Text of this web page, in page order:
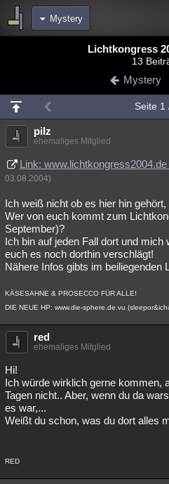
Mystery
Blogs
Chat Wiki Neuigkeiten
meine Rubriken
Menschen
Spiritualität Verschwörungen
weitere Rubriken
Philosophie
Astronomie Helpdesk Gruppen
Verbesserungen
Übersichten
Besucht
Lichtkongress
13
Mystery
Seite 1
pilz
ehemaliges Mitglied
Link:
03.08.2004)
Ich weiß nicht ob es hier hin gehört,
Wer von euch kommt zum
September)?
Ich bin auf jeden Fall dort und
euch es noch dorthin verschlägt!
Nähere Infos gibts im beiliegenden
KÄSESAHNE & PROSECCO FÜR ALLE!
DIE NEUE HP: www.die-sphere.de.vu
red
ehemaliges Mitglied
Hi!
Ich würde wirklich gerne kommen,
Tagen nicht.. Aber, wenn du da
es war,...
Weißt du schon, was du dort alles
RED